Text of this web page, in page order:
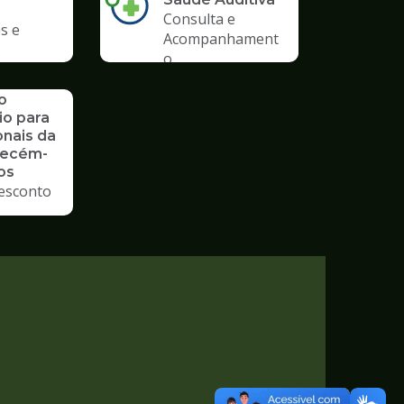
e
Consulta e
Acompanhament
o
para
da